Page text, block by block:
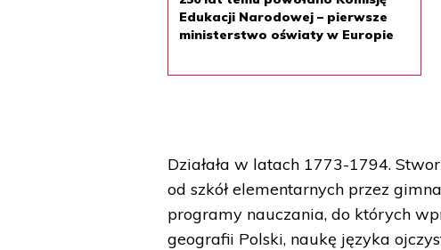
Edukacji Narodowej – pierwsze
ministerstwo oświaty w Europie
Działała w latach 1773-1794.
od szkół elementarnych przez
programy nauczania, do których
geografii Polski, naukę języka